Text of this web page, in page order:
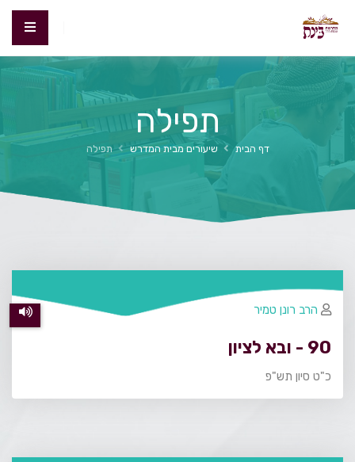
תפילה
דף הבית שיעורים מבית המדרש תפילה
90 - ובא לציון
כ"ט סיון תש"פ
הרב רונן טמיר